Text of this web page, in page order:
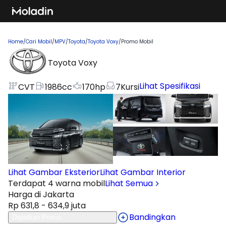
Home/Cari Mobil/MPV/Toyota/Toyota Voxy/Promo Mobil
Toyota Voxy
CVT 1986cc 170hp 7KursiLihat Spesifikasi
Lihat Gambar EksteriorLihat Gambar Interior
Terdapat 4 warna mobilLihat Semua
Harga di Jakarta
Rp 631,8 - 634,9 juta
Bandingkan